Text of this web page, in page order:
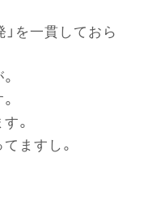
」を一貫しておら
。
ますし。